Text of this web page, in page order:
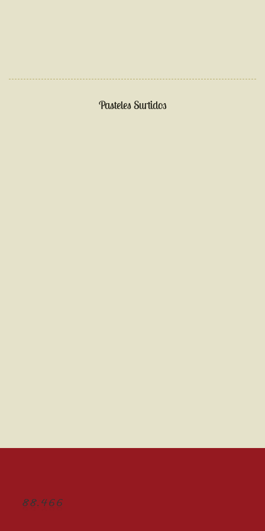
Pasteles Surtidos